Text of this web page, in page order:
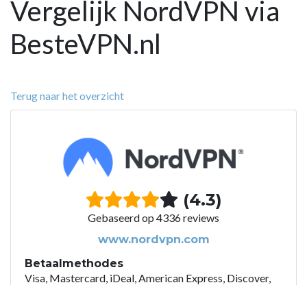
Vergelijk NordVPN via
BesteVPN.nl
Terug naar het overzicht
(4.3)
Gebaseerd op 4336 reviews
www.nordvpn.com
Betaalmethodes
Visa, Mastercard, iDeal, American Express, Discover,